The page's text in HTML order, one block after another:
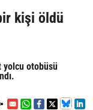
kişi öldü
yolcu otobüsü